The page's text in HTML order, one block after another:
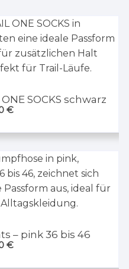
SOCKS schwarz
€
– pink 36 bis 46
€